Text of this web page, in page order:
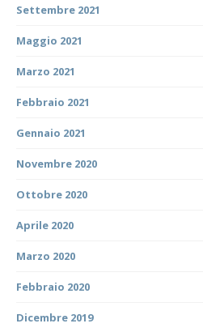
Settembre 2021
Maggio 2021
Marzo 2021
Febbraio 2021
Gennaio 2021
Novembre 2020
Ottobre 2020
Aprile 2020
Marzo 2020
Febbraio 2020
Dicembre 2019